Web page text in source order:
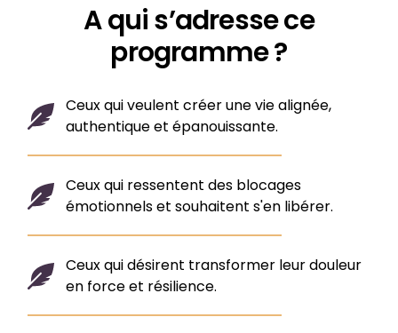
A qui s’adresse ce
programme ?
Ceux qui veulent créer une vie alignée,
authentique et épanouissante.
Ceux qui ressentent des blocages
émotionnels et souhaitent s'en libérer.
Ceux qui désirent transformer leur douleur
en force et résilience.